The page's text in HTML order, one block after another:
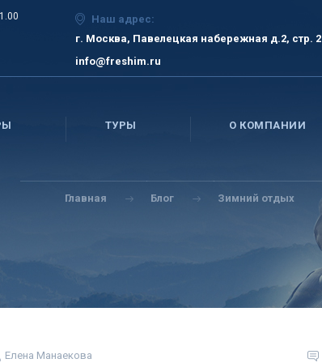
Наш адрес:
г. Москва, Павелецкая набережная д.2, стр. 2
info@freshim.ru
ТУРЫ О КОМПАНИИ
Главная Блог Зимний отдых
Елена Манаекова